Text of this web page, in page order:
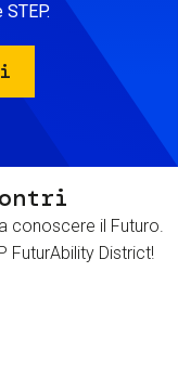
conoscere il Futuro.
FuturAbility District!